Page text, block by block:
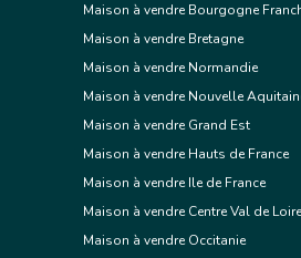
Maison à vendre Bourgogne
Maison à vendre Bretagne
Maison à vendre Normandie
Maison à vendre Nouvelle
Maison à vendre Grand Est
Maison à vendre Hauts de France
Maison à vendre Ile de France
Maison à vendre Centre Val de Loire
Maison à vendre Occitanie